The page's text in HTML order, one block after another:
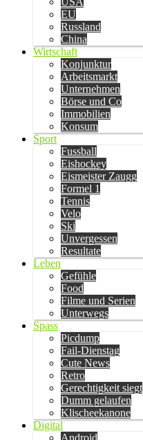
EU
Russland
China
Wirtschaft
Konjunktur
Arbeitsmarkt
Unternehmen
Börse und Co
Immobilien
Konsum
Sport
Fussball
Eishockey
Eismeister Zaugg
Formel 1
Tennis
Velo
Ski
Unvergessen
Resultate
Leben
Gefühle
Food
Filme und Serien
Unterwegs
Spass
Picdump
Fail-Dienstag
Cute News
Retro
Gerechtigkeit siegt
Dumm gelaufen
Klischeekanone
Digital
Android